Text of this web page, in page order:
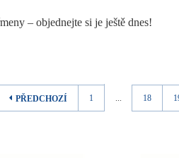
– objednejte si je ještě dnes!
PŘEDCHOZÍ 1 ... 18